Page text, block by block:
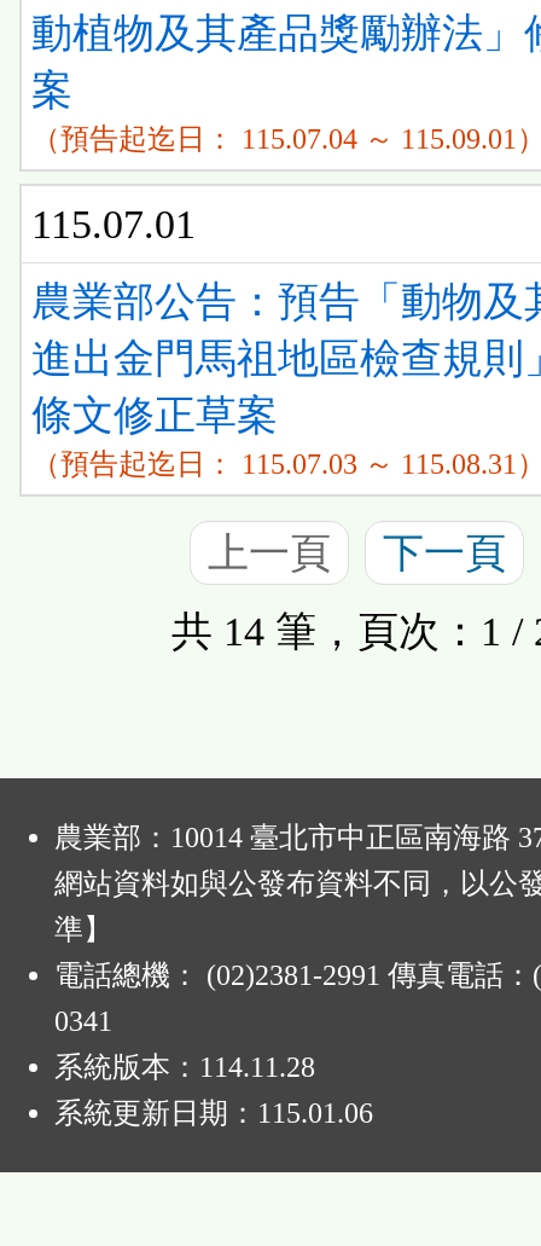
動植物及其產品獎勵辦法」
案
（預告起迄日： 115.07.04 ～ 115.09.01
115.07.01
農業部公告：預告「動物及
進出金門馬祖地區檢查規則
條文修正草案
（預告起迄日： 115.07.03 ～ 115.08.31
上一頁
下一頁
共 14 筆，頁次：1 /
農業部：10014 臺北市中正區南海路
網站資料如與公發布資料不同，以公
準】
電話總機： (02)2381-2991 傳真電話：
0341
系統版本： 114.11.28
系統更新日期： 115.01.06